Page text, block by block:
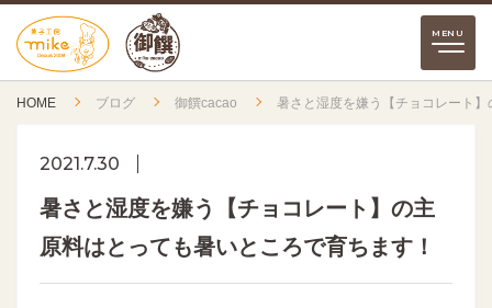
HOME ブログ 御饌cacao 暑さと湿度を嫌う【チョコレート
2021.7.30
暑さと湿度を嫌う【チョコレート】の主
原料はとっても暑いところで育ちます！